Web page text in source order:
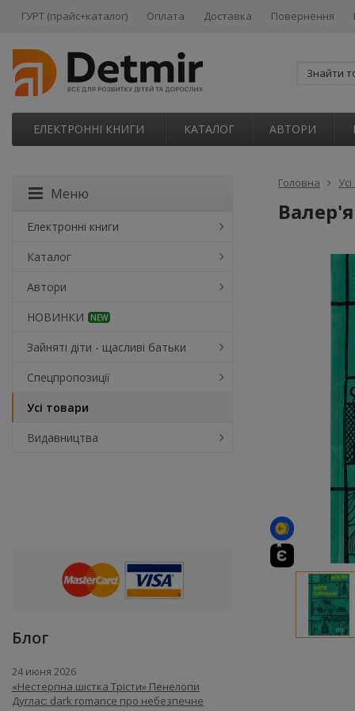
ГУРТ (прайс+каталог) Оплата Доставка Повернення
ЕЛЕКТРОННІ КНИГИ КАТАЛОГ АВТОРИ
Головна
Меню
Електронні книги
Каталог
Автори
НОВИНКИ
NEW
Зайняті діти - щасливі батьки
Спецпропозиції
Усі товари
Видавництва
Блог
24 июня 2026
«Нестерпна шістка Трісти» Пенелопи
Дуглас: dark romance про небезпечне